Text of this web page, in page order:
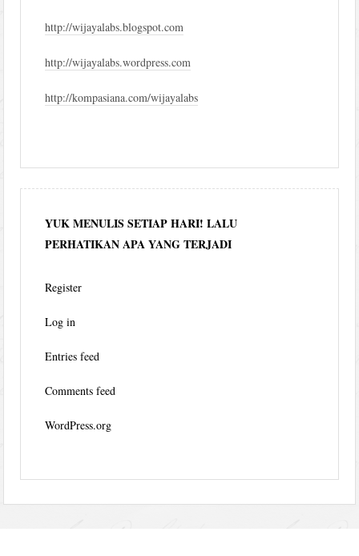
http://wijayalabs.blogspot.com
http://wijayalabs.wordpress.com
http://kompasiana.com/wijayalabs
YUK MENULIS SETIAP HARI! LALU
PERHATIKAN APA YANG TERJADI
Register
Log in
Entries feed
Comments feed
WordPress.org